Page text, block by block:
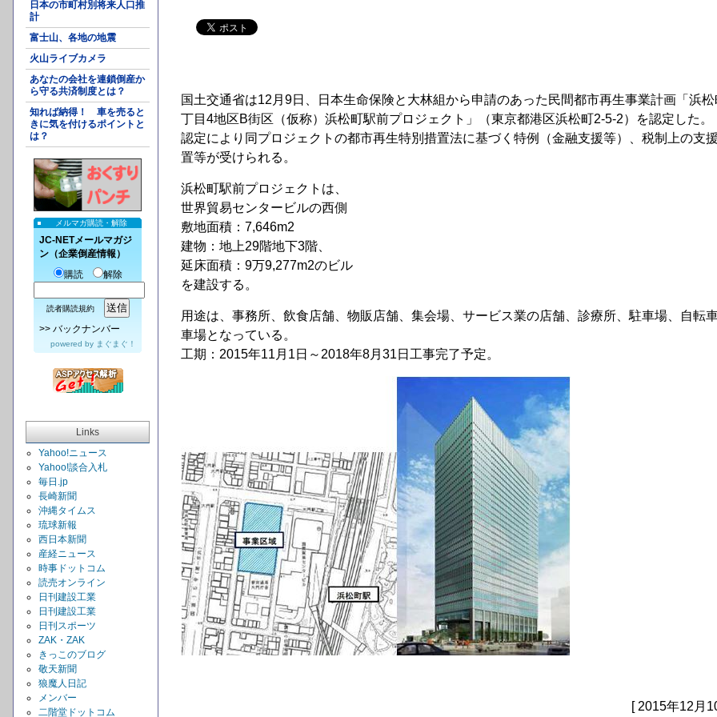
日本の市町村別将来人口推
計
富士山、各地の地震
火山ライブカメラ
あなたの会社を連鎖倒産か
ら守る共済制度とは？
知れば納得！ 車を売ると
きに気を付けるポイントと
は？
メルマガ購読・解除
JC-NETメールマガジ
ン（企業倒産情報）
購読
解除
読者購読規約
>> バックナンバー
powered by まぐまぐ！
Links
Yahoo!ニュース
Yahoo!談合入札
毎日.jp
長崎新聞
沖縄タイムス
琉球新報
西日本新聞
産経ニュース
時事ドットコム
読売オンライン
日刊建設工業
日刊建設工業
日刊スポーツ
ZAK・ZAK
きっこのブログ
敬天新聞
狼魔人日記
メンバー
二階堂ドットコム
国土交通省は12月9日、日本生命保険と大林組から申請のあった民間都市再生事業計画「浜
丁目4地区B街区（仮称）浜松町駅前プロジェクト」（東京都港区浜松町2-5-2）を認定した。
認定により同プロジェクトの都市再生特別措置法に基づく特例（金融支援等）、税制上の支
置等が受けられる。
浜松町駅前プロジェクトは、
世界貿易センタービルの西側
敷地面積：7,646m2
建物：地上29階地下3階、
延床面積：9万9,277m2のビル
を建設する。
用途は、事務所、飲食店舗、物販店舗、集会場、サービス業の店舗、診療所、駐車場、自転
車場となっている。
工期：2015年11月1日～2018年8月31日工事完了予定。
[ 2015年12月